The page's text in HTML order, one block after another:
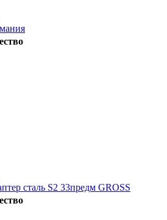
сталь S2 33предм GROSS